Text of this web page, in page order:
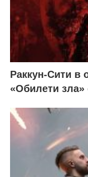
Раккун-Сити в
«Обилети зла»